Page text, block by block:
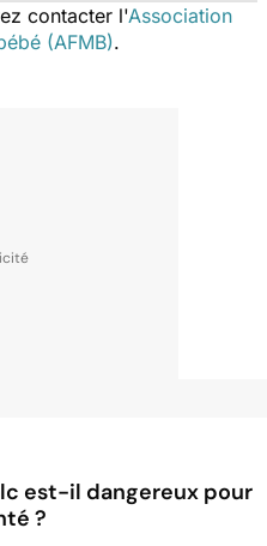
contacter l'Association
(AFMB).
est-il dangereux pour
?